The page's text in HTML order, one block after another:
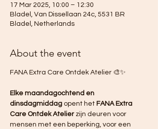
17 Mar 2025, 10:00 – 12:30
Bladel, Van Dissellaan 24c, 5531 BR
Bladel, Netherlands
About the event
FANA Extra Care Ontdek Atelier 🎨✨
Elke maandagochtend en
dinsdagmiddag opent het FANA Extra
Care Ontdek Atelier zijn deuren voor
mensen met een beperking, voor een